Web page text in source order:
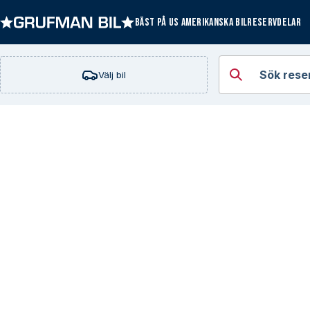
BÄST PÅ US AMERIKANSKA BILRESERVDELAR
Välj bil
Sök